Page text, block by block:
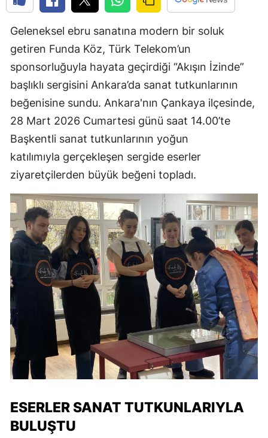
Geleneksel ebru sanatına modern bir soluk
getiren Funda Köz, Türk Telekom’un
sponsorluğuyla hayata geçirdiği “Akışın İzinde”
başlıklı sergisini Ankara’da sanat tutkunlarının
beğenisine sundu. Ankara'nın Çankaya ilçesinde,
28 Mart 2026 Cumartesi günü saat 14.00’te
Başkentli sanat tutkunlarının yoğun
katılımıyla gerçekleşen sergide eserler
ziyaretçilerden büyük beğeni topladı.
ESERLER SANAT TUTKUNLARIYLA
BULUŞTU